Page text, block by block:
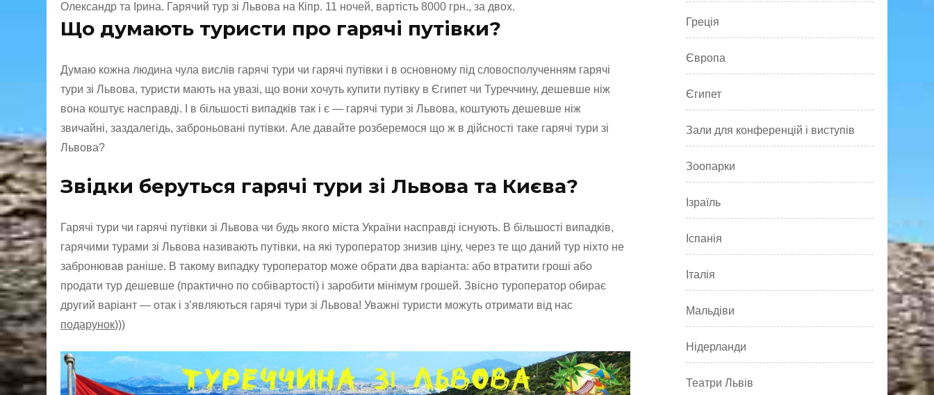
Олександр та Ірина. Гарячий тур зі Львова на Кіпр. 11 ночей, вартість 8000 грн., за двох.
Що думають туристи про гарячі путівки?
Думаю кожна людина чула вислів гарячі тури чи гарячі путівки і в основному під словосполученням гарячі
тури зі Львова, туристи мають на увазі, що вони хочуть купити путівку в Єгипет чи Туреччину, дешевше ніж
вона коштує насправді. І в більшості випадків так і є — гарячі тури зі Львова, коштують дешевше ніж
звичайні, заздалегідь, заброньовані путівки. Але давайте розберемося що ж в дійсності таке гарячі тури зі
Львова?
Звідки беруться гарячі тури зі Львова та Києва?
Гарячі тури чи гарячі путівки зі Львова чи будь якого міста України насправді існують. В більшості випадків,
гарячими турами зі Львова називають путівки, на які туроператор знизив ціну, через те що даний тур ніхто не
забронював раніше. В такому випадку туроператор може обрати два варіанта: або втратити гроші або
продати тур дешевше (практично по собівартості) і заробити мінімум грошей. Звісно туроператор обирає
другий варіант — отак і з’являються гарячі тури зі Львова! Уважні туристи можуть отримати від нас
подарунок)))
Греція
Європа
Єгипет
Зали для конференцій і виступів
Зоопарки
Ізраїль
Іспанія
Італія
Мальдіви
Нідерланди
Театри Львів